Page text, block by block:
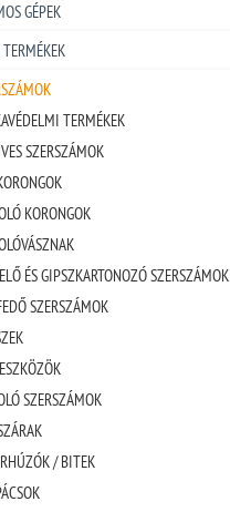
GÉPEK
TERMÉKEK
SZERSZÁMOK
KORONGOK
ÉS GIPSZKARTONOZÓ SZERSZÁMOK
SZERSZÁMOK
SZERSZÁMOK
/ BITEK